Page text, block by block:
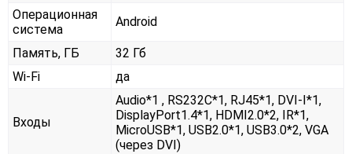
Операционная
система
Android
Память, ГБ
32 Гб
Wi-Fi
да
Входы
Audio*1 , RS232С*1, RJ45*1, DVI-I*1,
DisplayPort1.4*1, HDMI2.0*2, IR*1,
MicroUSB*1, USB2.0*1, USB3.0*2, VGA
(через DVI)